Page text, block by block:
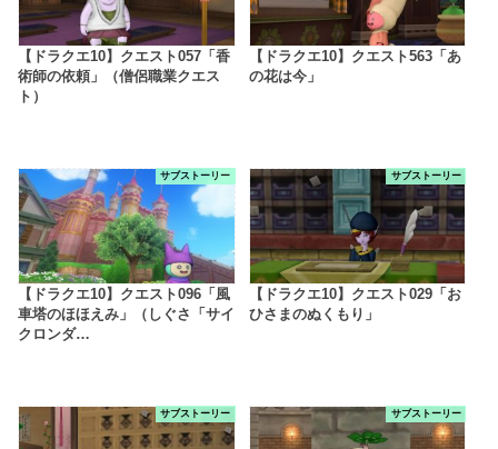
【ドラクエ10】クエスト057「香
術師の依頼」（僧侶職業クエス
ト）
【ドラクエ10】クエスト563「あ
の花は今」
サブストーリー
【ドラクエ10】クエスト096「風
車塔のほほえみ」（しぐさ「サイ
クロンダ…
サブストーリー
【ドラクエ10】クエスト029「お
ひさまのぬくもり」
サブストーリー サブストーリー